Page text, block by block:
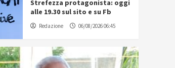
Strefezza protagonista: oggi
alle 19.30 sul sito e su Fb
Redazione 06/08/2026 06:45